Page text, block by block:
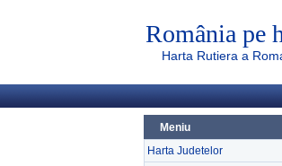
România pe
Harta Rutiera a
Meniu
Harta Judetelor